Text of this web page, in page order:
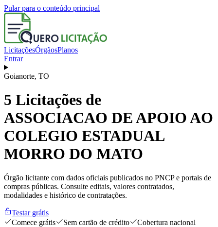
Pular para o conteúdo principal
LicitaçõesÓrgãosPlanos
Entrar
Goianorte, TO
5 Licitações de
ASSOCIACAO DE APOIO AO
COLEGIO ESTADUAL
MORRO DO MATO
Órgão licitante com dados oficiais publicados no PNCP e portais de
compras públicas. Consulte editais, valores contratados,
modalidades e histórico de contratações.
Testar grátis
Comece grátis
Sem cartão de crédito
Cobertura nacional